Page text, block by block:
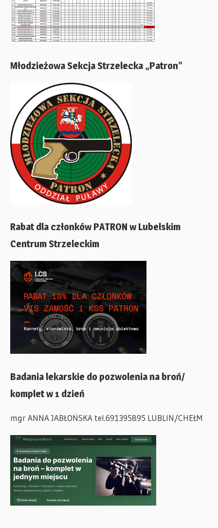
Młodzieżowa Sekcja Strzelecka „Patron”
Rabat dla członków PATRON w Lubelskim
Centrum Strzeleckim
Badania lekarskie do pozwolenia na broń/
komplet w 1 dzień
mgr ANNA JABŁOŃSKA tel.691395895 LUBLIN/CHEŁM